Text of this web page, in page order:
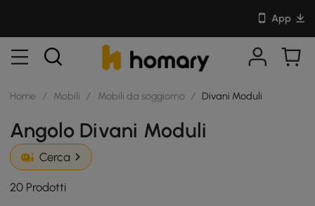
App
Home / Mobili / Mobili da soggiorno / Divani Moduli
Angolo Divani Moduli
Cerca
20 Prodotti